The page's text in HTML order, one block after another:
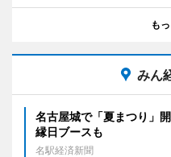
も
みん
名古屋城で「夏まつり」
縁日ブースも
名駅経済新聞